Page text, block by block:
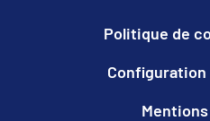
Politique de